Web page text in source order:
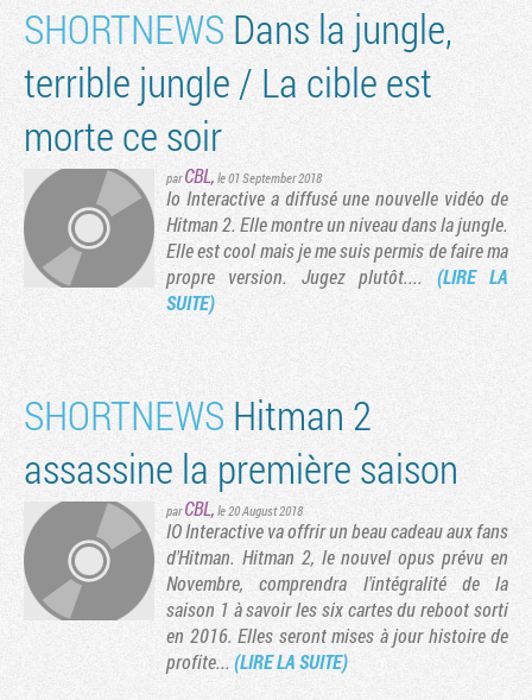
SHORTNEWS Dans la jungle,
terrible jungle / La cible est
morte ce soir
parCBL, le 01 September 2018
Io Interactive a diffusé une nouvelle vidéo de
Hitman 2. Elle montre un niveau dans la jungle.
Elle est cool mais je me suis permis de faire ma
propre version. Jugez plutôt.... (LIRE LA
SUITE)
SHORTNEWS Hitman 2
assassine la première saison
parCBL, le 20 August 2018
IO Interactive va offrir un beau cadeau aux fans
d'Hitman. Hitman 2, le nouvel opus prévu en
Novembre, comprendra l'intégralité de la
saison 1 à savoir les six cartes du reboot sorti
en 2016. Elles seront mises à jour histoire de
profite...(LIRE LA SUITE)
page